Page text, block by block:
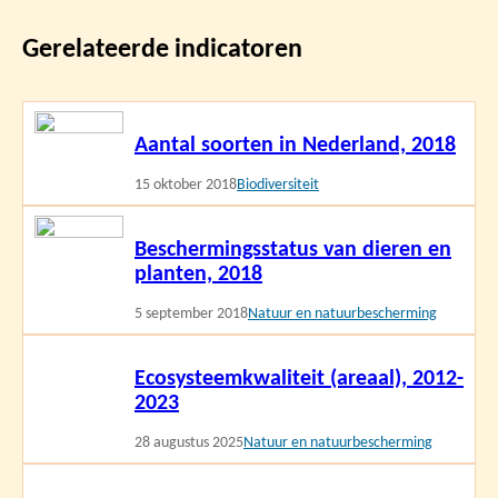
Gerelateerde indicatoren
Aantal soorten in Nederland, 2018
15 oktober 2018Biodiversiteit
Lees
Beschermingsstatus van dieren en
planten, 2018
5 september 2018Natuur en natuurbescherming
Lees
Ecosysteemkwaliteit (areaal), 2012-
2023
28 augustus 2025Natuur en natuurbescherming